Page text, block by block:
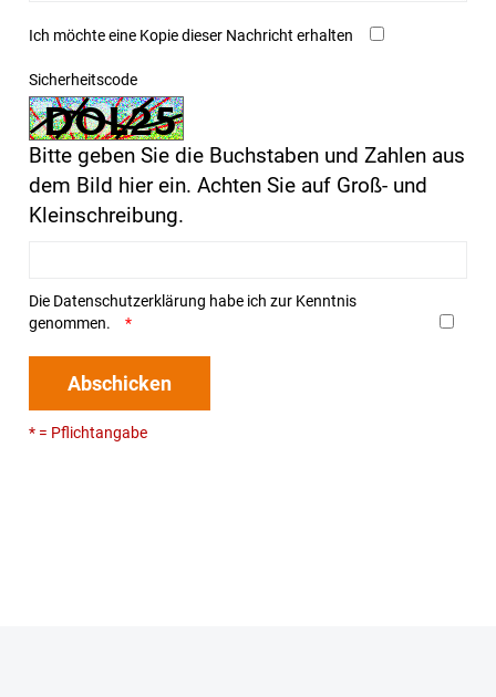
Ich möchte eine Kopie dieser Nachricht erhalten
Sicherheitscode
Bitte geben Sie die Buchstaben und Zahlen aus
dem Bild hier ein. Achten Sie auf Groß- und
Kleinschreibung.
Die Datenschutzerklärung habe ich zur Kenntnis
genommen.
Abschicken
* = Pflichtangabe